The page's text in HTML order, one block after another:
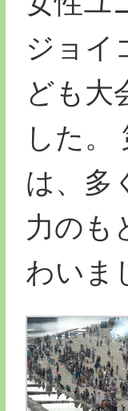
ジョイ
ども大
した。
は、多
力のも
わいま